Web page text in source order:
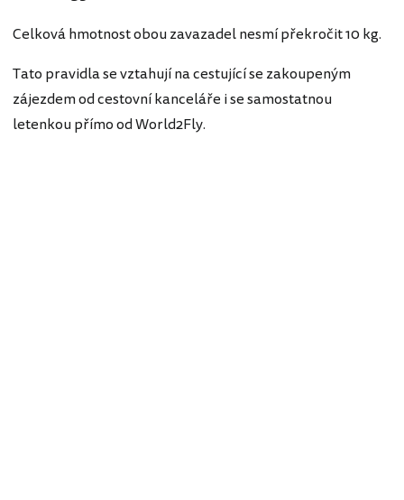
Celková hmotnost obou zavazadel nesmí překročit 10 kg.
Tato pravidla se vztahují na cestující se zakoupeným
zájezdem od cestovní kanceláře i se samostatnou
letenkou přímo od World2Fly.